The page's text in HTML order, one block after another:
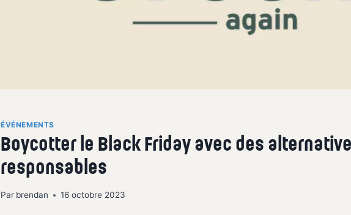
ÉVÉNEMENTS
Boycotter le Black Friday avec des
responsables
Par brendan 16 octobre 2023